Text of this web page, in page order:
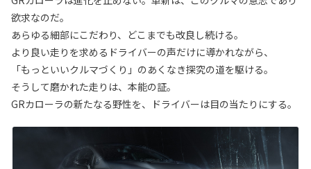
欲求なのだ。
あらゆる細部にこだわり、どこまでも改良し続ける。
より良い走りを求めるドライバーの声だけに導かれながら、
「もっといいクルマづくり」のあくなき探究の道を駆ける。
そうして磨かれた走りは、本能の証。
GRカローラの新たなる野性を、ドライバーは目の当たりにする。